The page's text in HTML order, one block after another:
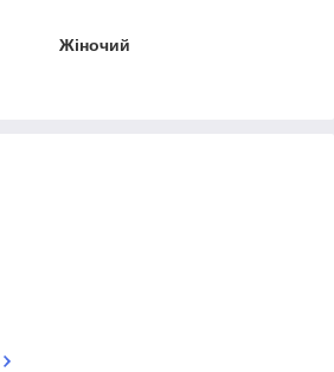
Жіночий